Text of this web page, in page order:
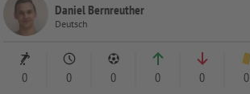
Daniel Bernreuther
Deutsch
0 0 0 0 0 0